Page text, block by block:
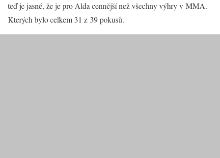
teď je jasné, že je pro Alda cennější než všechny výhry v MMA.
Kterých bylo celkem 31 z 39 pokusů.